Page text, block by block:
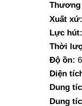
Thương
Xuất xứ:
Lực hút:
Thời
Độ ồn:
Diện
Dung
Dung